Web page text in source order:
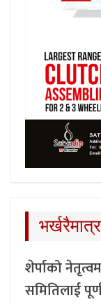
भर्खरैमात्र
शेर्पाको
समितिलाई